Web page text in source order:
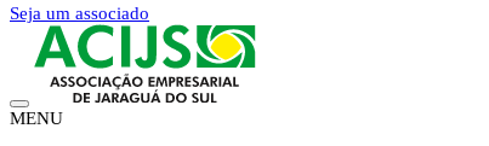
Seja um associado
MENU